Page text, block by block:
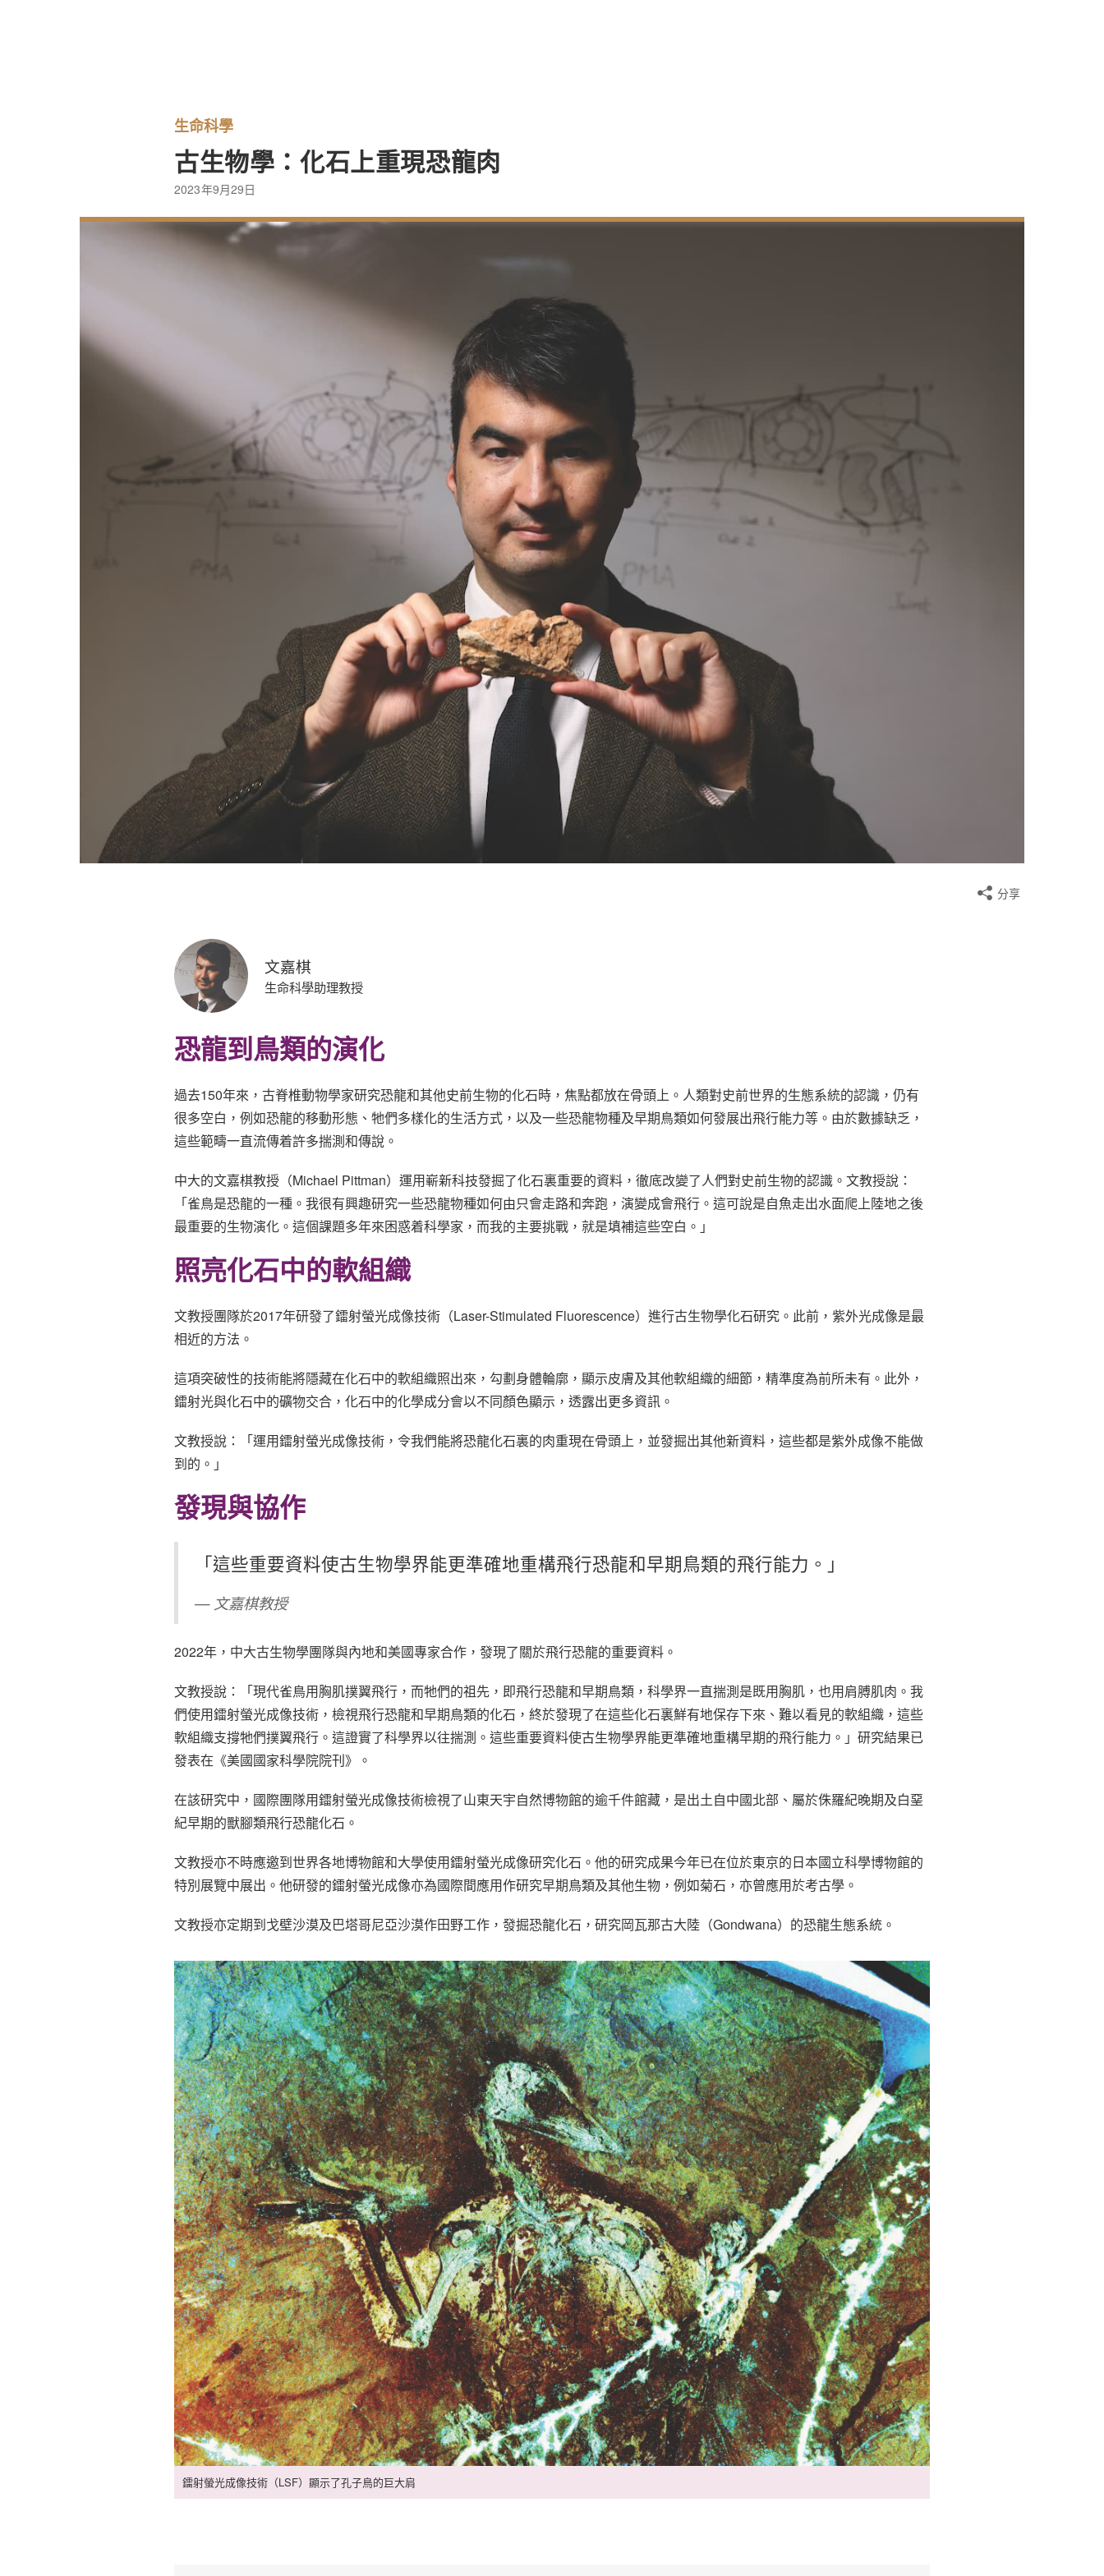
生命科學
古生物學：化石上重現恐龍肉
2023年9月29日
分享
文嘉棋
生命科學助理教授
恐龍到鳥類的演化
過去150年來，古脊椎動物學家研究恐龍和其他史前生物的化石時，焦點都放在骨頭上。人類對史前世界的生態系統的認識，仍有
很多空白，例如恐龍的移動形態、牠們多樣化的生活方式，以及一些恐龍物種及早期鳥類如何發展出飛行能力等。由於數據缺乏，
這些範疇一直流傳着許多揣測和傳說。
中大的文嘉棋教授（Michael Pittman）運用嶄新科技發掘了化石裏重要的資料，徹底改變了人們對史前生物的認識。文教授說：
「雀鳥是恐龍的一種。我很有興趣研究一些恐龍物種如何由只會走路和奔跑，演變成會飛行。這可說是自魚走出水面爬上陸地之後
最重要的生物演化。這個課題多年來困惑着科學家，而我的主要挑戰，就是填補這些空白。」
照亮化石中的軟組織
文教授團隊於2017年研發了鐳射螢光成像技術（Laser-Stimulated Fluorescence）進行古生物學化石研究。此前，紫外光成像是最
相近的方法。
這項突破性的技術能將隱藏在化石中的軟組織照出來，勾劃身體輪廓，顯示皮膚及其他軟組織的細節，精準度為前所未有。此外，
鐳射光與化石中的礦物交合，化石中的化學成分會以不同顏色顯示，透露出更多資訊。
文教授說：「運用鐳射螢光成像技術，令我們能將恐龍化石裏的肉重現在骨頭上，並發掘出其他新資料，這些都是紫外成像不能做
到的。」
發現與協作
「這些重要資料使古生物學界能更準確地重構飛行恐龍和早期鳥類的飛行能力。」
— 文嘉棋教授
2022年，中大古生物學團隊與內地和美國專家合作，發現了關於飛行恐龍的重要資料。
文教授說：「現代雀鳥用胸肌撲翼飛行，而牠們的祖先，即飛行恐龍和早期鳥類，科學界一直揣測是既用胸肌，也用肩膊肌肉。我
們使用鐳射螢光成像技術，檢視飛行恐龍和早期鳥類的化石，終於發現了在這些化石裏鮮有地保存下來、難以看見的軟組織，這些
軟組織支撐牠們撲翼飛行。這證實了科學界以往揣測。這些重要資料使古生物學界能更準確地重構早期的飛行能力。」研究結果已
發表在《美國國家科學院院刊》。
在該研究中，國際團隊用鐳射螢光成像技術檢視了山東天宇自然博物館的逾千件館藏，是出土自中國北部、屬於侏羅紀晚期及白堊
紀早期的獸腳類飛行恐龍化石。
文教授亦不時應邀到世界各地博物館和大學使用鐳射螢光成像研究化石。他的研究成果今年已在位於東京的日本國立科學博物館的
特別展覽中展出。他研發的鐳射螢光成像亦為國際間應用作研究早期鳥類及其他生物，例如菊石，亦曾應用於考古學。
文教授亦定期到戈壁沙漠及巴塔哥尼亞沙漠作田野工作，發掘恐龍化石，研究岡瓦那古大陸（Gondwana）的恐龍生態系統。
鐳射螢光成像技術（LSF）顯示了孔子鳥的巨大肩